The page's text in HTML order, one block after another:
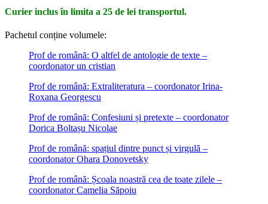
Curier inclus în limita a 25 de lei transportul.
Pachetul conține volumele:
Prof de română: O altfel de antologie de texte –
coordonator un cristian
Prof de română: Extraliteratura – coordonator Irina-
Roxana Georgescu
Prof de română: Confesiuni și pretexte – coordonator
Dorica Boltașu Nicolae
Prof de română: spațiul dintre punct și virgulă –
coordonator Ohara Donovetsky
Prof de română: Școala noastră cea de toate zilele –
coordonator Camelia Săpoiu